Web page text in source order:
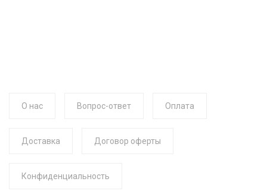
О нас Вопрос-ответ Оплата
Доставка Договор оферты
Конфиденциальность